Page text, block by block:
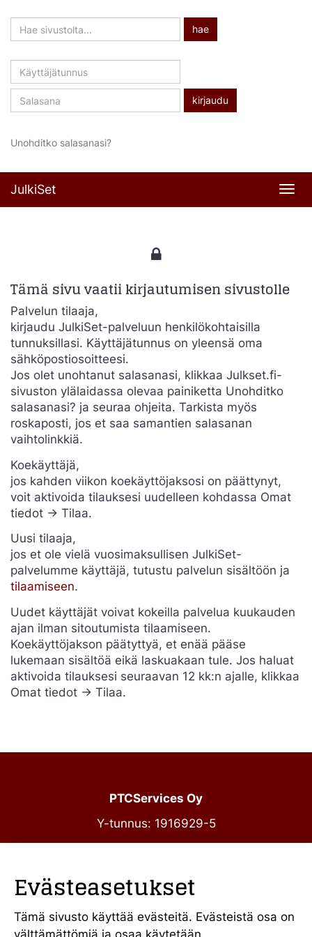
Hae
sivustolta
hae
Käyttäjätunnus
Salasana
Unohditko salasanasi?
JulkiSet
Tämä sivu vaatii kirjautumisen sivustolle
Palvelun tilaaja,
kirjaudu JulkiSet-palveluun henkilökohtaisilla
tunnuksillasi. Käyttäjätunnus on yleensä oma
sähköpostiosoitteesi.
Jos olet unohtanut salasanasi, klikkaa Julkset.fi-
sivuston ylälaidassa olevaa painiketta Unohditko
salasanasi? ja seuraa ohjeita. Tarkista myös
roskaposti, jos et saa samantien salasanan
vaihtolinkkiä.
Koekäyttäjä,
jos kahden viikon koekäyttöjaksosi on päättynyt,
voit aktivoida tilauksesi uudelleen kohdassa Omat
tiedot -> Tilaa.
Uusi tilaaja,
jos et ole vielä vuosimaksullisen JulkiSet-
palvelumme käyttäjä, tutustu palvelun sisältöön ja
tilaamiseen.
Uudet käyttäjät voivat kokeilla palvelua kuukauden
ajan ilman sitoutumista tilaamiseen.
Koekäyttöjakson päätyttyä, et enää pääse
lukemaan sisältöä eikä laskuakaan tule. Jos haluat
aktivoida tilauksesi seuraavan 12 kk:n ajalle, klikkaa
Omat tiedot -> Tilaa.
PTCServices Oy
Y-tunnus: 1916929-5
julkiset@ptcs.fi
Vaihde 010 34 19 700
Evästeasetukset
Tämä sivusto käyttää evästeitä. Evästeistä osa on
välttämättömiä ja osaa käytetään